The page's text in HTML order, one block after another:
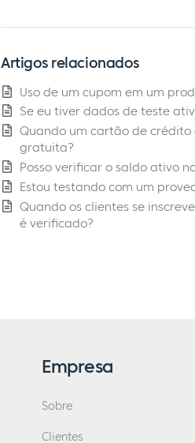
Artigos relacionados
Uso de um cupom em um
Se eu tiver dados de teste
Quando um cartão de
gratuita?
Posso verificar o saldo ativo
Estou testando com um
Quando os clientes se
é verificado?
Empresa
Sobre
Clientes